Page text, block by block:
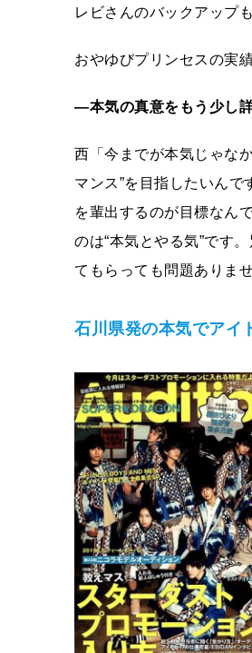
レビさんのバックアップ
おやゆびプリンセスの実
―本気の真意をもう少し詳
西「今までが本気じゃな
マンス”を目指したいん
を輩出するのが目標なん
のは“本気とやる気”です
てもらっても問題ありま
石川県発の本気でアイ